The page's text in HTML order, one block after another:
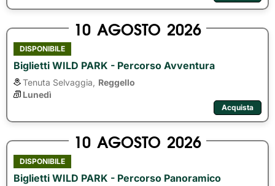
10 AGOSTO 2026
DISPONIBILE
Biglietti WILD PARK - Percorso Avventura
Tenuta Selvaggia,
Reggello
Lunedì
Acquista
10 AGOSTO 2026
DISPONIBILE
Biglietti WILD PARK - Percorso Panoramico